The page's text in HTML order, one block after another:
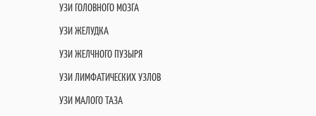
УЗИ ГОЛОВНОГО МОЗГА
УЗИ ЖЕЛУДКА
УЗИ ЖЕЛЧНОГО ПУЗЫРЯ
УЗИ ЛИМФАТИЧЕСКИХ УЗЛОВ
УЗИ МАЛОГО ТАЗА